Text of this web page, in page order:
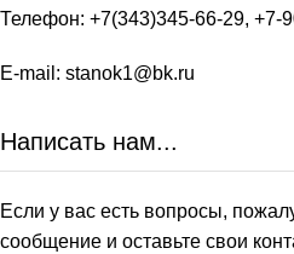
Телефон: +7(343)345-66-29, +7-
E-mail: stanok1@bk.ru
Написать нам...
Если у вас есть вопросы,
сообщение и оставьте свои